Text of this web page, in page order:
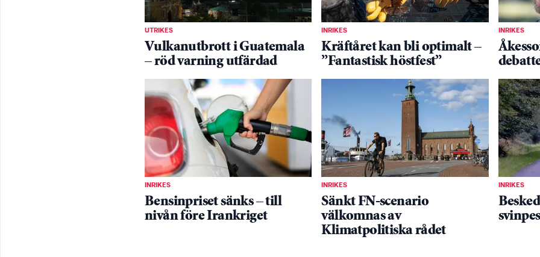
UTRIKES
Vulkanutbrott i Guatemala
– röd varning utfärdad
INRIKES
Kräftåret kan bli optimalt –
”Fantastisk höstfest”
INRIKES
INRIKES
Bensinpriset sänks – till
nivån före Irankriget
INRIKES
Sänkt FN-scenario
välkomnas av
Klimatpolitiska rådet
INRIKES